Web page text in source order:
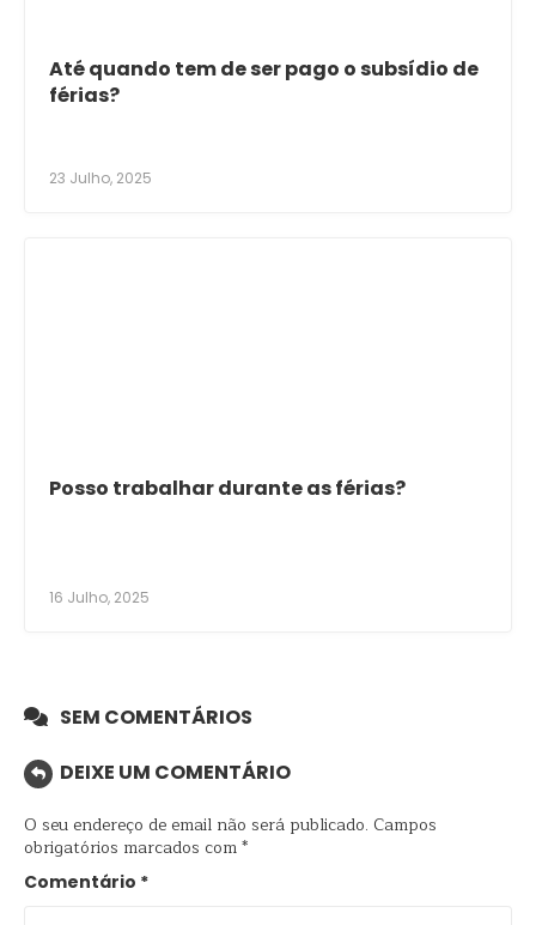
Até quando tem de ser pago o subsídio de
férias?
23 Julho, 2025
Posso trabalhar durante as férias?
16 Julho, 2025
SEM COMENTÁRIOS
DEIXE UM COMENTÁRIO
O seu endereço de email não será publicado. Campos
obrigatórios marcados com*
Comentário *